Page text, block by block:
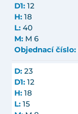
D1: 12
H: 18
L: 40
M: M 6
Objednací číslo:
D: 23
D1: 12
H: 18
L: 15